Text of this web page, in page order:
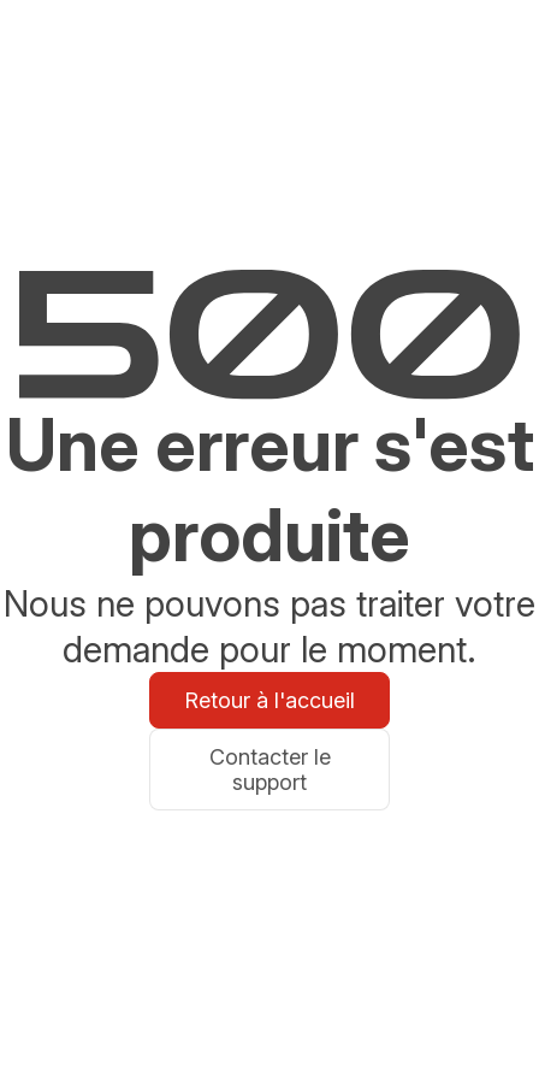
Une erreur s'est
produite
Nous ne pouvons pas traiter votre
demande pour le moment.
Retour à l'accueil
Contacter le
support